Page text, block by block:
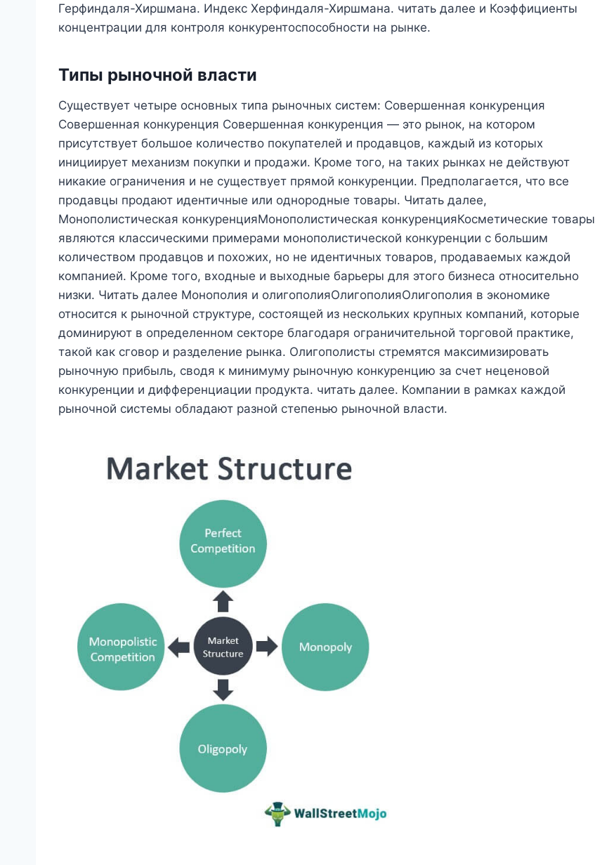
Герфиндаля-Хиршмана. Индекс Херфиндаля-Хиршмана. читать далее и Коэффициенты
концентрации для контроля конкурентоспособности на рынке.
Типы рыночной власти
Существует четыре основных типа рыночных систем: Совершенная конкуренция
Совершенная конкуренция Совершенная конкуренция — это рынок, на котором
присутствует большое количество покупателей и продавцов, каждый из которых
инициирует механизм покупки и продажи. Кроме того, на таких рынках не действуют
никакие ограничения и не существует прямой конкуренции. Предполагается, что все
продавцы продают идентичные или однородные товары. Читать далее,
Монополистическая конкуренцияМонополистическая конкуренцияКосметические товары
являются классическими примерами монополистической конкуренции с большим
количеством продавцов и похожих, но не идентичных товаров, продаваемых каждой
компанией. Кроме того, входные и выходные барьеры для этого бизнеса относительно
низки. Читать далее Монополия и олигополияОлигополияОлигополия в экономике
относится к рыночной структуре, состоящей из нескольких крупных компаний, которые
доминируют в определенном секторе благодаря ограничительной торговой практике,
такой как сговор и разделение рынка. Олигополисты стремятся максимизировать
рыночную прибыль, сводя к минимуму рыночную конкуренцию за счет неценовой
конкуренции и дифференциации продукта. читать далее. Компании в рамках каждой
рыночной системы обладают разной степенью рыночной власти.